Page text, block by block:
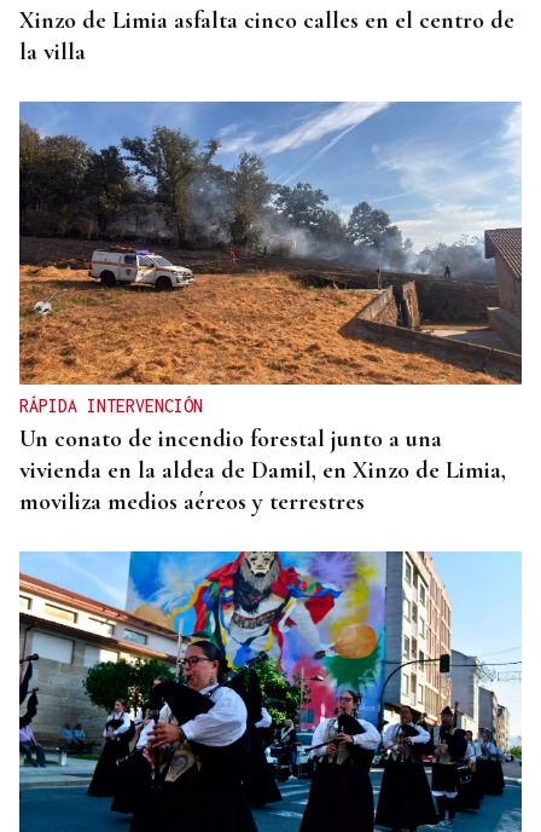
Xinzo de Limia asfalta cinco calles en el centro de
la villa
RÁPIDA INTERVENCIÓN
Un conato de incendio forestal junto a una
vivienda en la aldea de Damil, en Xinzo de Limia,
moviliza medios aéreos y terrestres